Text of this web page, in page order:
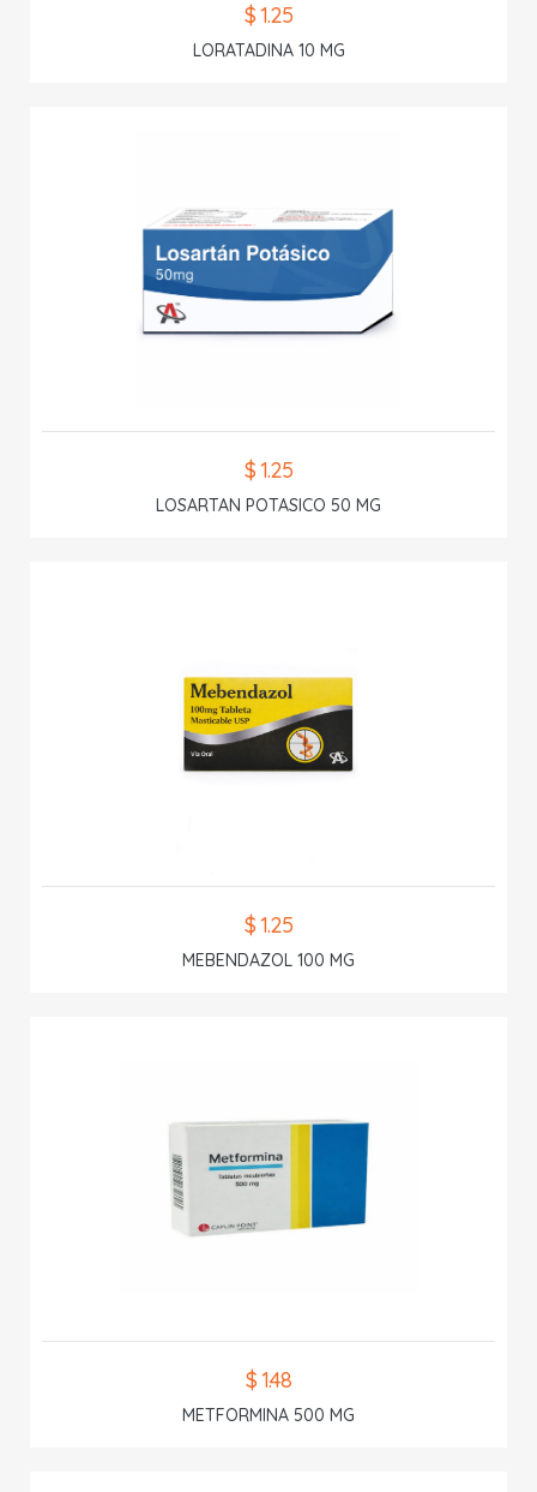
$ 1.25
LORATADINA 10 MG
$ 1.25
LOSARTAN POTASICO 50 MG
$ 1.25
MEBENDAZOL 100 MG
$ 1.48
METFORMINA 500 MG